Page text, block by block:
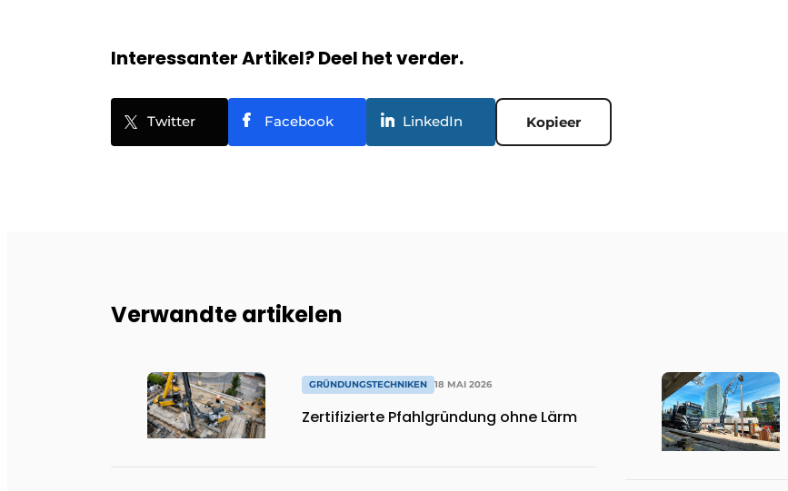
Interessanter Artikel? Deel het verder.
Twitter Facebook LinkedIn Kopieer
Verwandte artikelen
GRÜNDUNGSTECHNIKEN 18 MAI 2026
Zertifizierte Pfahlgründung ohne Lärm